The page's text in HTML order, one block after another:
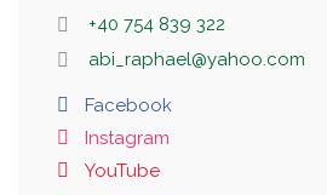
+40 754 839 322
abi_raphael@yahoo.com
Facebook
Instagram
YouTube